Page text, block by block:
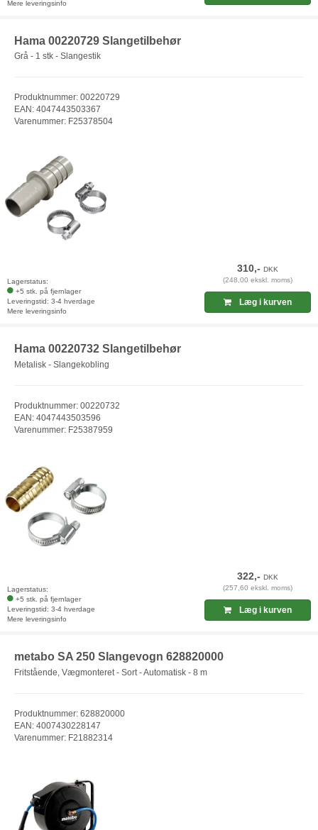
Mere leveringsinfo
Hama 00220729 Slangetilbehør
Grå - 1 stk - Slangestik
Produktnummer: 00220729
EAN: 4047443503367
Varenummer: F25378504
Lagerstatus:
+5 stk. på fjernlager
Leveringstid: 3-4 hverdage
Mere leveringsinfo
310,-DKK
(248,00 ekskl. moms)
Læg i kurven
Hama 00220732 Slangetilbehør
Metalisk - Slangekobling
Produktnummer: 00220732
EAN: 4047443503596
Varenummer: F25387959
Lagerstatus:
+5 stk. på fjernlager
Leveringstid: 3-4 hverdage
Mere leveringsinfo
322,-DKK
(257,60 ekskl. moms)
Læg i kurven
metabo SA 250 Slangevogn 628820000
Fritstående, Vægmonteret - Sort - Automatisk - 8 m
Produktnummer: 628820000
EAN: 4007430228147
Varenummer: F21882314